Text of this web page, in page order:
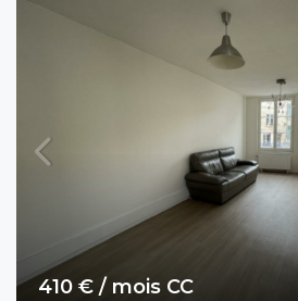
410 € / mois CC